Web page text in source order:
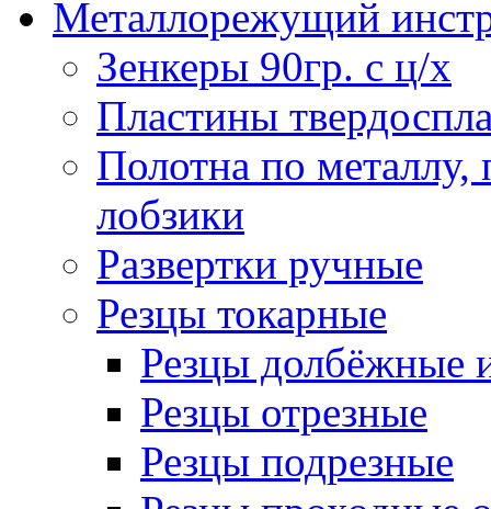
Металлорежущий
Зенкеры 90гр. с ц/х
Пластины
Полотна по
лобзики
Развертки ручные
Резцы токарные
Резцы долбёжные
Резцы отрезные
Резцы подрезные